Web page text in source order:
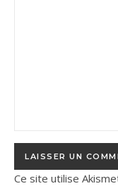
Ce site utilise